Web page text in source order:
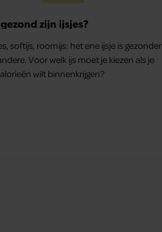
zijn ijsjes?
softijs, roomijs: het ene ijsje is gezonder
Voor welk ijs moet je kiezen als je
wilt binnenkrijgen?